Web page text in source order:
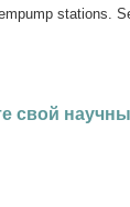
stations.
свой